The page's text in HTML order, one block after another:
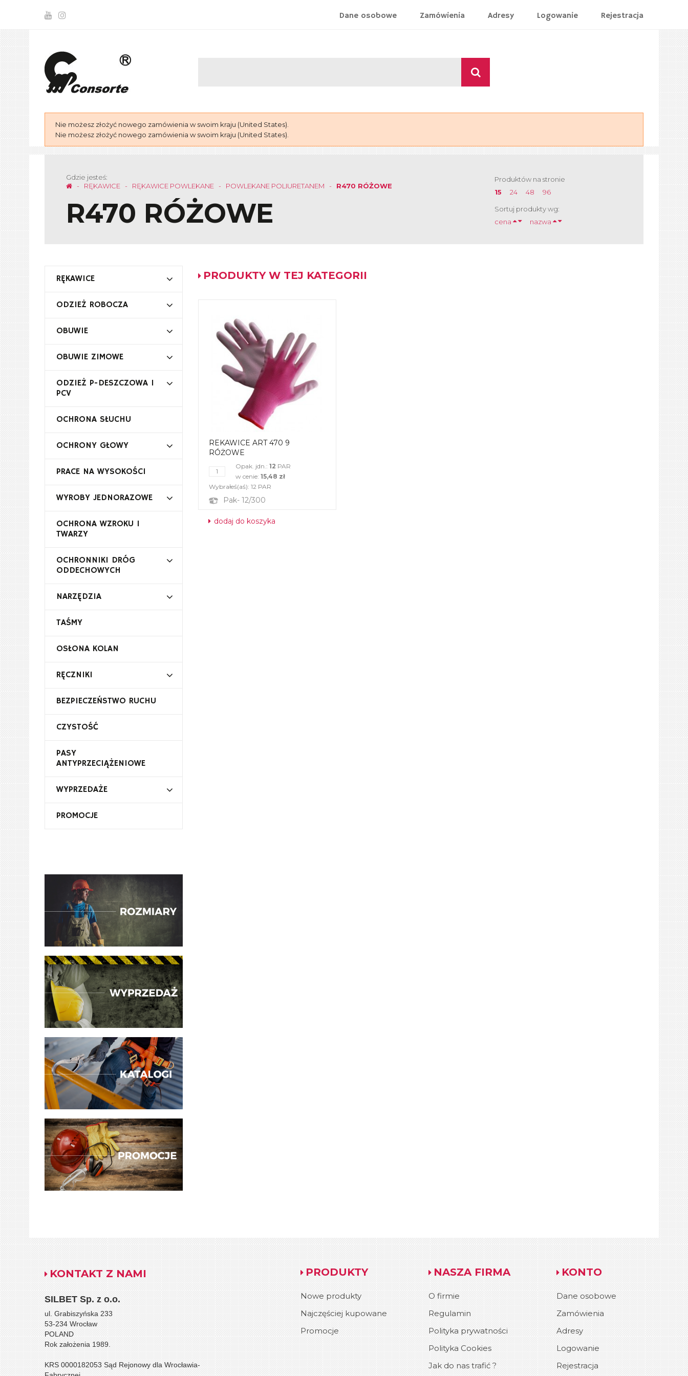
Dane osobowe Zamówienia Adresy Logowanie Rejestracja
Nie możesz złożyć nowego zamówienia w swoim kraju (United States).
Nie możesz złożyć nowego zamówienia w swoim kraju (United States).
Gdzie jesteś:
RĘKAWICE
RĘKAWICE POWLEKANE POWLEKANE POLIURETANEM R470 RÓŻOWE
R470 RÓŻOWE
Produktów na stronie
15
24 48 96
Sortuj produkty wg:
cena
nazwa
RĘKAWICE
ODZIEŻ ROBOCZA
OBUWIE
OBUWIE ZIMOWE
ODZIEŻ P-DESZCZOWA I
PCV
OCHRONA SŁUCHU
OCHRONY GŁOWY
PRACE NA WYSOKOŚCI
WYROBY JEDNORAZOWE
OCHRONA WZROKU I
TWARZY
OCHRONNIKI DRÓG
ODDECHOWYCH
NARZĘDZIA
TAŚMY
OSŁONA KOLAN
RĘCZNIKI
BEZPIECZEŃSTWO RUCHU
CZYSTOŚĆ
PASY
ANTYPRZECIĄŻENIOWE
WYPRZEDAŻE
PROMOCJE
PRODUKTY W TEJ KATEGORII
REKAWICE ART 470 9
RÓŻOWE
Opak. jdn.: 12 PAR
w cenie: 15,48 zł
Wybrałeś(aś): 12 PAR
Pak- 12/300
dodaj do koszyka
KONTAKT Z NAMI
SILBET Sp. z o.o.
ul. Grabiszyńska 233
53-234 Wrocław
POLAND
Rok założenia 1989.
KRS 0000182053 Sąd Rejonowy dla Wrocławia-
PRODUKTY
Nowe produkty
Najczęściej kupowane
Promocje
NASZA FIRMA
O firmie
Regulamin
Polityka prywatności
Polityka Cookies
Jak do nas trafić ?
KONTO
Dane osobowe
Zamówienia
Adresy
Logowanie
Rejestracja